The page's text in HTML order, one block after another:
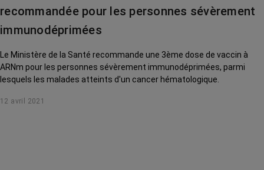
recommandée pour les personnes sévèrement
immunodéprimées
Le Ministère de la Santé recommande une 3ème dose de vaccin à
ARNm pour les personnes sévèrement immunodéprimées, parmi
lesquels les malades atteints d'un cancer hématologique.
12 avril 2021